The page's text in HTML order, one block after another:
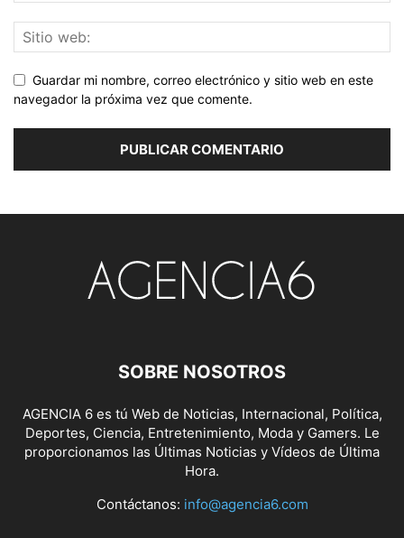
Guardar mi nombre, correo electrónico y sitio web en este
navegador la próxima vez que comente.
SOBRE NOSOTROS
AGENCIA 6 es tú Web de Noticias, Internacional, Política,
Deportes, Ciencia, Entretenimiento, Moda y Gamers. Le
proporcionamos las Últimas Noticias y Vídeos de Última
Hora.
Contáctanos: info@agencia6.com